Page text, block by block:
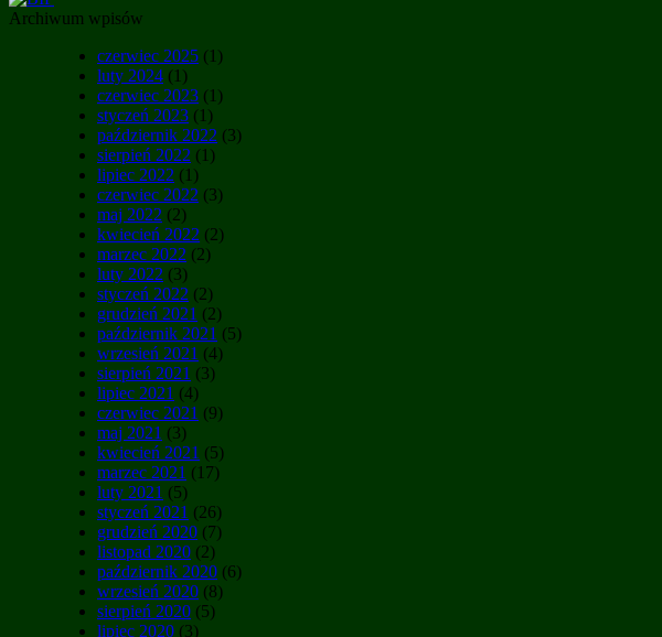
Archiwum wpisów
czerwiec 2025 (1)
luty 2024 (1)
czerwiec 2023 (1)
styczeń 2023 (1)
październik 2022 (3)
sierpień 2022 (1)
lipiec 2022 (1)
czerwiec 2022 (3)
maj 2022 (2)
kwiecień 2022 (2)
marzec 2022 (2)
luty 2022 (3)
styczeń 2022 (2)
grudzień 2021 (2)
październik 2021 (5)
wrzesień 2021 (4)
sierpień 2021 (3)
lipiec 2021 (4)
czerwiec 2021 (9)
maj 2021 (3)
kwiecień 2021 (5)
marzec 2021 (17)
luty 2021 (5)
styczeń 2021 (26)
grudzień 2020 (7)
listopad 2020 (2)
październik 2020 (6)
wrzesień 2020 (8)
sierpień 2020 (5)
lipiec 2020 (3)